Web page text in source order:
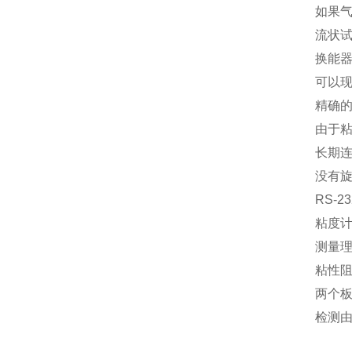
如果
流状
换能
可以
精确
由于
长期
没有
RS-
粘度
测量
粘性
两个
检测